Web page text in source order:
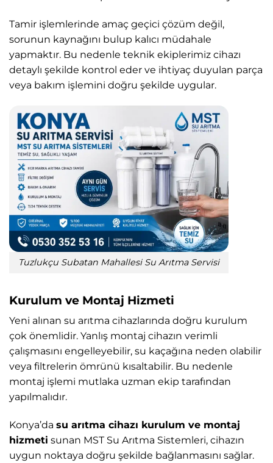
Tamir işlemlerinde amaç geçici çözüm değil,
sorunun kaynağını bulup kalıcı müdahale
yapmaktır. Bu nedenle teknik ekiplerimiz cihazı
detaylı şekilde kontrol eder ve ihtiyaç duyulan parça
veya bakım işlemini doğru şekilde uygular.
Tuzlukçu Subatan Mahallesi Su Arıtma Servisi
Kurulum ve Montaj Hizmeti
Yeni alınan su arıtma cihazlarında doğru kurulum
çok önemlidir. Yanlış montaj cihazın verimli
çalışmasını engelleyebilir, su kaçağına neden olabilir
veya filtrelerin ömrünü kısaltabilir. Bu nedenle
montaj işlemi mutlaka uzman ekip tarafından
yapılmalıdır.
Konya’da su arıtma cihazı kurulum ve montaj
hizmeti sunan MST Su Arıtma Sistemleri, cihazın
uygun noktaya doğru şekilde bağlanmasını sağlar.